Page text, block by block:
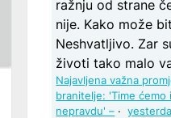
ražnju od strane
nije. Kako može
Neshvatljivo. Zar
životi tako malo
Najavljena važna
branitelje: 'Time ćemo
nepravdu' – ·